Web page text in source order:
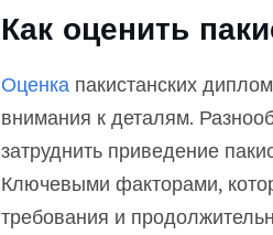
Как оценить
Оценкапакистанских
внимания к деталям.
затруднить приведение
Ключевыми факторами,
требования и